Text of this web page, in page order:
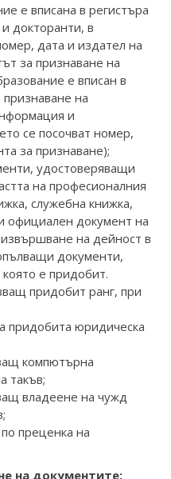
е вписана в регистъра
докторанти, в
дата и издател на
за признаване на
е вписан в
на
и
се посочват номер,
за признаване);
удостоверяващи
на професионалния
служебна книжка,
официален документ на
на дейност в
документи,
е придобит.
придобит ранг, при
придобита юридическа
компютърна
такъв;
владеене на чужд
преценка на
на документите: